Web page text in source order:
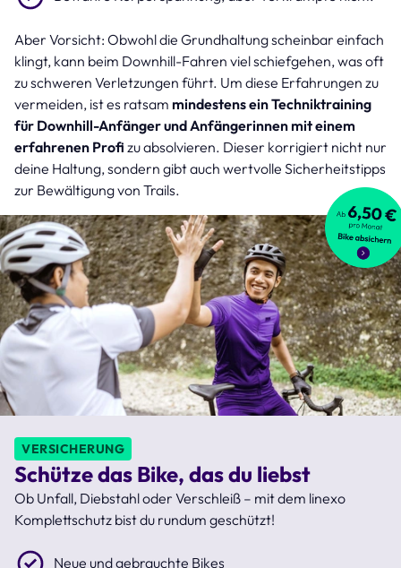
Aber Vorsicht: Obwohl die Grundhaltung scheinbar einfach
klingt, kann beim Downhill-Fahren viel schiefgehen, was oft
zu schweren Verletzungen führt. Um diese Erfahrungen zu
vermeiden, ist es ratsam mindestens ein Techniktraining
für Downhill-Anfänger und Anfängerinnen mit einem
erfahrenen Profi zu absolvieren. Dieser korrigiert nicht nur
deine Haltung, sondern gibt auch wertvolle Sicherheitstipps
zur Bewältigung von Trails.
VERSICHERUNG
Schütze das Bike, das du liebst
Ob Unfall, Diebstahl oder Verschleiß – mit dem linexo
Komplettschutz bist du rundum geschützt!
Neue und gebrauchte Bikes